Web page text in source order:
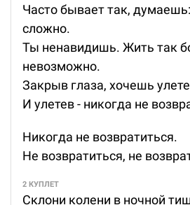
Часто бывает так,
сложно.
Ты ненавидишь. Жить так
невозможно.
Закрыв глаза, хочешь
И улетев - никогда не
Никогда не возвратиться.
Не возвратиться, не
2 КУПЛЕТ
Склони колени в ночной